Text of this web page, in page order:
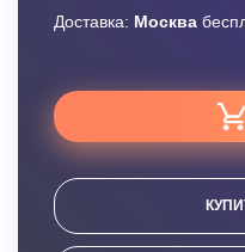
Доставка: Москва